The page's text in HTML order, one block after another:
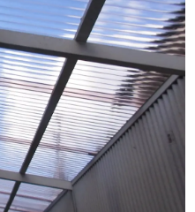
雨漏りの施工実績
リフォームローン
アパート・マンション修繕